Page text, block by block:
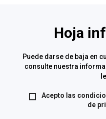
Hoja
Puede darse de baja en
consulte nuestra
Acepto las
de